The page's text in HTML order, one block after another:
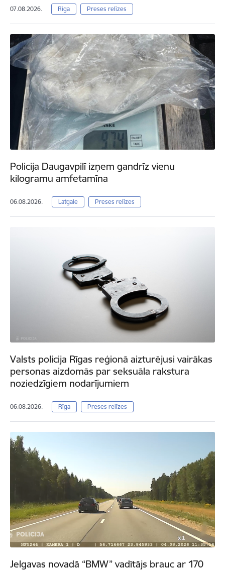
07.08.2026. Rīga Preses relīzes
Policija Daugavpilī izņem gandrīz vienu
kilogramu amfetamīna
06.08.2026. Latgale Preses relīzes
Valsts policija Rīgas reģionā aizturējusi vairākas
personas aizdomās par seksuāla rakstura
noziedzīgiem nodarījumiem
06.08.2026. Rīga Preses relīzes
Jelgavas novadā “BMW” vadītājs brauc ar 170